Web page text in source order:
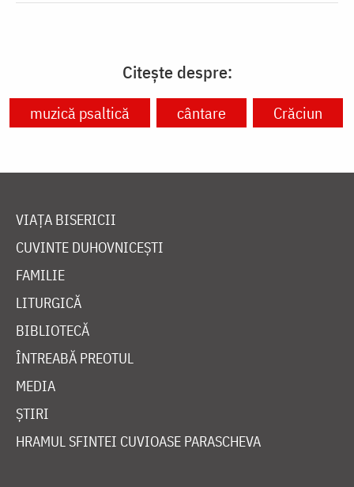
Citește despre:
muzică psaltică cântare Crăciun
VIAȚA BISERICII
CUVINTE DUHOVNICEȘTI
FAMILIE
LITURGICĂ
BIBLIOTECĂ
ÎNTREABĂ PREOTUL
MEDIA
ȘTIRI
HRAMUL SFINTEI CUVIOASE PARASCHEVA